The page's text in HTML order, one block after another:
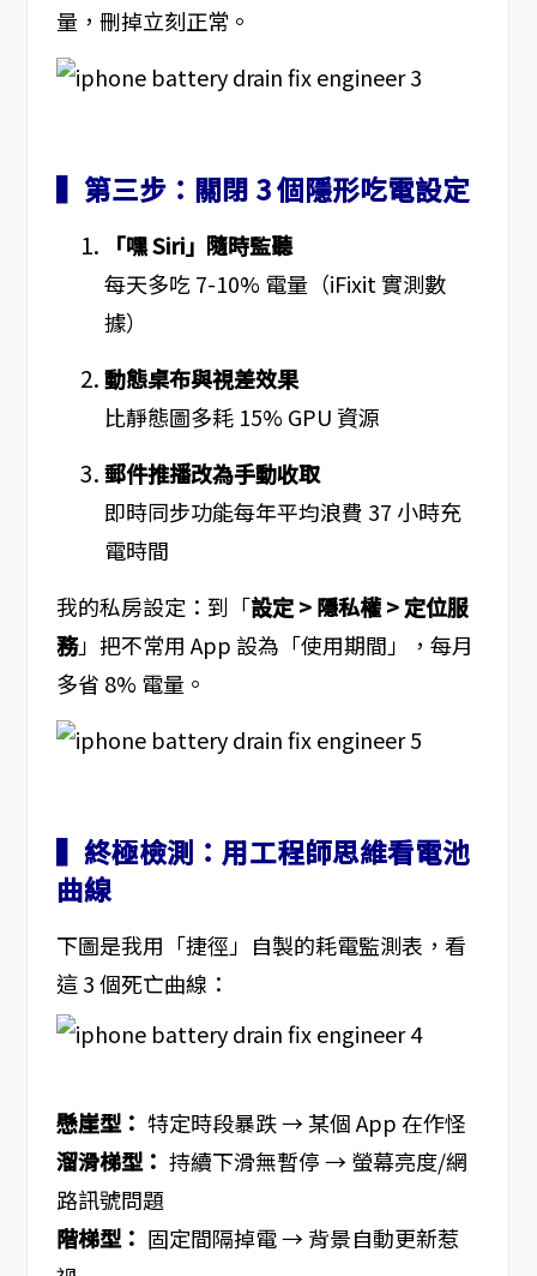
量，刪掉立刻正常。
▍第三步：關閉 3 個隱形吃電設定
「嘿 Siri」隨時監聽
每天多吃 7-10% 電量（iFixit 實測數
據）
動態桌布與視差效果
比靜態圖多耗 15% GPU 資源
郵件推播改為手動收取
即時同步功能每年平均浪費 37 小時充
電時間
我的私房設定：到「設定 > 隱私權 > 定位服
務」把不常用 App 設為「使用期間」，每月
多省 8% 電量。
▍終極檢測：用工程師思維看電池
曲線
下圖是我用「捷徑」自製的耗電監測表，看
這 3 個死亡曲線：
懸崖型： 特定時段暴跌 → 某個 App 在作怪
溜滑梯型： 持續下滑無暫停 → 螢幕亮度/網
路訊號問題
階梯型： 固定間隔掉電 → 背景自動更新惹